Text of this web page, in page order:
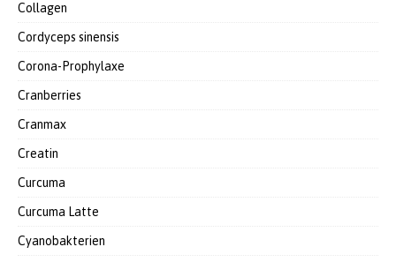
Collagen
Cordyceps sinensis
Corona-Prophylaxe
Cranberries
Cranmax
Creatin
Curcuma
Curcuma Latte
Cyanobakterien